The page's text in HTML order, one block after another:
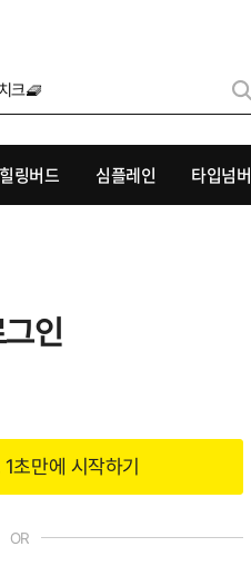
크🧇
힐링버드 심플레인 타입넘버
인
초만에 시작하기
OR